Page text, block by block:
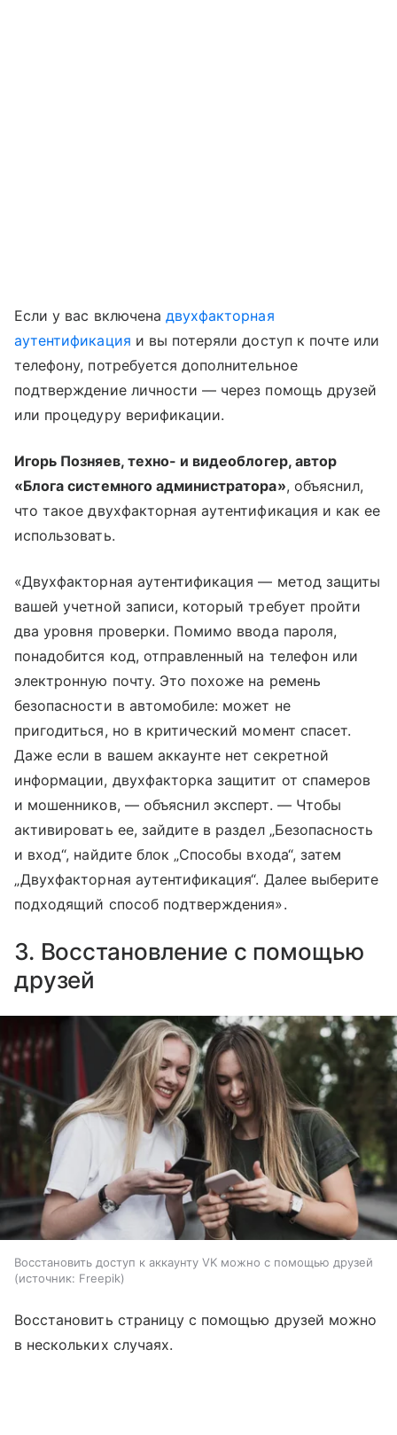
Если у вас включена двухфакторная
аутентификация и вы потеряли доступ к почте или
телефону, потребуется дополнительное
подтверждение личности — через помощь друзей
или процедуру верификации.
Игорь Позняев, техно- и видеоблогер, автор
«Блога системного администратора», объяснил,
что такое двухфакторная аутентификация и как ее
использовать.
«Двухфакторная аутентификация — метод защиты
вашей учетной записи, который требует пройти
два уровня проверки. Помимо ввода пароля,
понадобится код, отправленный на телефон или
электронную почту. Это похоже на ремень
безопасности в автомобиле: может не
пригодиться, но в критический момент спасет.
Даже если в вашем аккаунте нет секретной
информации, двухфакторка защитит от спамеров
и мошенников, — объяснил эксперт. — Чтобы
активировать ее, зайдите в раздел „Безопасность
и вход“, найдите блок „Способы входа“, затем
„Двухфакторная аутентификация“. Далее выберите
подходящий способ подтверждения».
3. Восстановление с помощью
друзей
Восстановить доступ к аккаунту VK можно с помощью друзей
источник: Freepik
Восстановить страницу с помощью друзей можно
в нескольких случаях.